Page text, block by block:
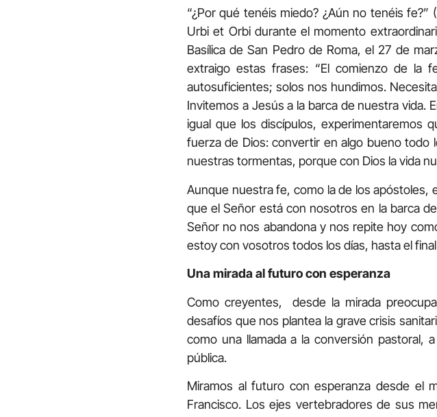
“¿Por qué tenéis miedo? ¿Aún no tenéis
Urbi et Orbi durante el momento
Basílica de San Pedro de Roma, el 27 de
extraigo estas frases: “El comienzo de la
autosuficientes; solos nos hundimos.
Invitemos a Jesús a la barca de nuestra vida.
igual que los discípulos, experimentaremos
fuerza de Dios: convertir en algo bueno todo
nuestras tormentas, porque con Dios la vida
Aunque nuestra fe, como la de los apóstoles,
que el Señor está con nosotros en la barca
Señor no nos abandona y nos repite hoy
estoy con vosotros todos los días, hasta el
Una mirada al futuro con esperanza
Como creyentes, desde la mirada
desafíos que nos plantea la grave crisis
como una llamada a la conversión pastoral,
pública.
Miramos al futuro con esperanza desde el
Francisco. Los ejes vertebradores de sus